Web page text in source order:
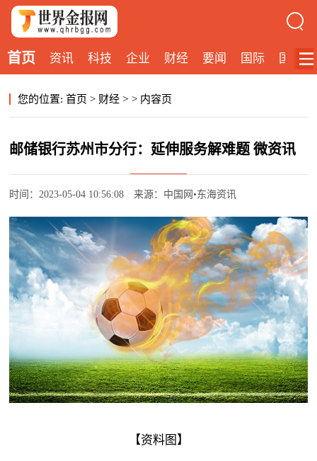
首页 资讯 科技 企业 财经 要闻 国际 国内
您的位置: 首页 > 财经 > > 内容页
邮储银行苏州市分行：延伸服务解难题 微资讯
时间：2023-05-04 10:56:08 来源：中国网•东海资讯
【资料图】